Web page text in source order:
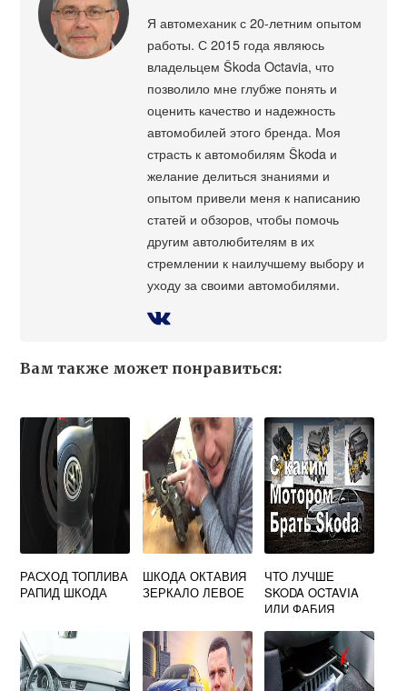
Я автомеханик с 20-летним опытом
работы. С 2015 года являюсь
владельцем Škoda Octavia, что
позволило мне глубже понять и
оценить качество и надежность
автомобилей этого бренда. Моя
страсть к автомобилям Škoda и
желание делиться знаниями и
опытом привели меня к написанию
статей и обзоров, чтобы помочь
другим автолюбителям в их
стремлении к наилучшему выбору и
уходу за своими автомобилями.
Вам также может понравиться:
РАСХОД ТОПЛИВА
РАПИД ШКОДА
ШКОДА ОКТАВИЯ
ЗЕРКАЛО ЛЕВОЕ
ЧТО ЛУЧШЕ
SKODA OCTAVIA
ИЛИ ФАБИЯ